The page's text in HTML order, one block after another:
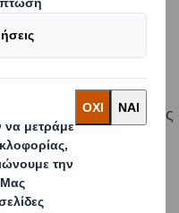
όλο
έχουν οι πράξεις τους
σημαντικά τις
πρέπει
τα